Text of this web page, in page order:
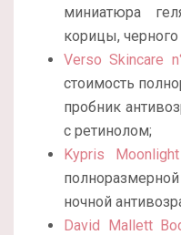
миниатюра
корицы,
Verso Skincare
стоимость
пробник
с ретинолом;
Kypris
ночной
David Mallett